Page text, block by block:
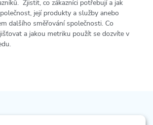
Zjistit, co zákazníci potřebují a jak
její produkty a služby anebo
dalšího směřování společnosti. Co
a jakou metriku použít se dozvíte v